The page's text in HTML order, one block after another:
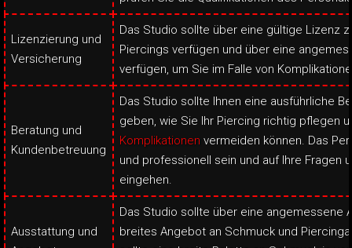
Lizenzierung und
Versicherung
Das Studio sollte über eine gültige Lizenz
Piercings verfügen und über eine
verfügen, um Sie im Falle von
Beratung und
Kundenbetreuung
Das Studio sollte Ihnen eine ausführliche
geben, wie Sie Ihr Piercing richtig pflegen
Komplikationen vermeiden können. Das
und professionell sein und auf Ihre Fragen
eingehen.
Ausstattung und
Das Studio sollte über eine angemessene
breites Angebot an Schmuck und